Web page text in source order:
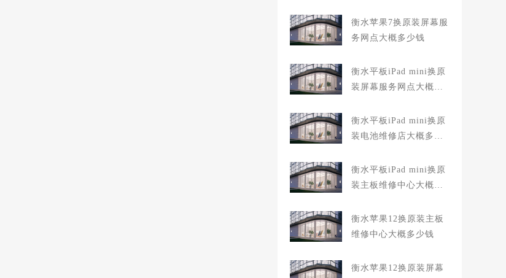
衡水苹果7换原装屏幕服
务网点大概多少钱
衡水平板iPad mini换原
装屏幕服务网点大概多
衡水平板iPad mini换原
装电池维修店大概多少
衡水平板iPad mini换原
装主板维修中心大概多
衡水苹果12换原装主板
维修中心大概多少钱
衡水苹果12换原装屏幕